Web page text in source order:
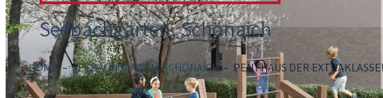
Seebach­gärten, Schönaich
HOME–SEEBACH­GÄRTEN, SCHÖNAICH– PENTHAUS DER EXTRAKLASSE!